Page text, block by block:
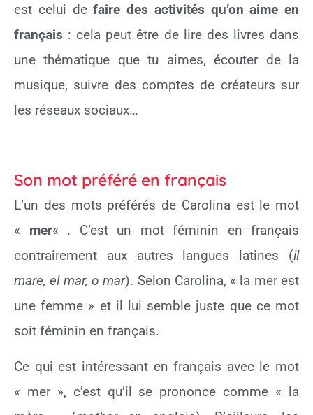
est celui defaire des activités qu’on aime en
français : cela peut être de lire des livres dans
une thématique que tu aimes, écouter de la
musique, suivre des comptes de créateurs sur
les réseaux sociaux…
Son mot préféré en français
L’un des mots préférés de Carolina est le mot
« mer« . C’est un mot féminin en français
contrairement aux autres langues latines (il
mare, el mar, o mar). Selon Carolina, « la mer est
une femme » et il lui semble juste que ce mot
soit féminin en français.
Ce qui est intéressant en français avec le mot
« mer », c’est qu’il se prononce comme « la